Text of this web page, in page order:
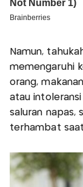
Namun,
memengaruhi
orang,
atau
saluran napas,
terhambat